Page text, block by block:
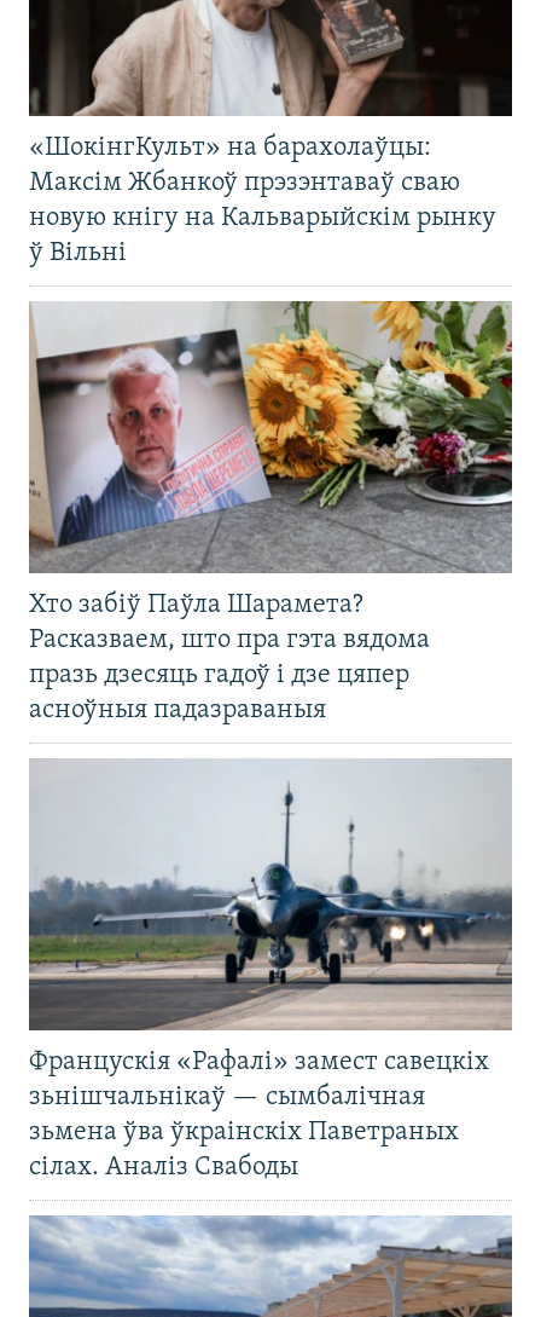
«ШокінгКульт» на барахолаўцы:
Максім Жбанкоў прэзэнтаваў сваю
новую кнігу на Кальварыйскім рынку
ў Вільні
Хто забіў Паўла Шарамета?
Расказваем, што пра гэта вядома
празь дзесяць гадоў і дзе цяпер
асноўныя падазраваныя
Францускія «Рафалі» замест савецкіх
зьнішчальнікаў — сымбалічная
зьмена ўва ўкраінскіх Паветраных
сілах. Аналіз Свабоды